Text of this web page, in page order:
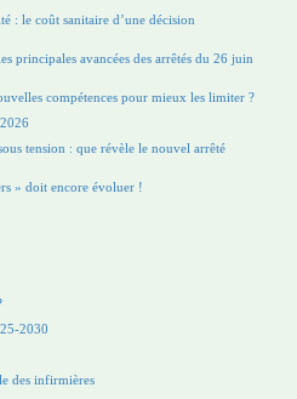
: le coût sanitaire d’une décision
principales avancées des arrêtés du 26 juin
compétences pour mieux les limiter ?
tension : que révèle le nouvel arrêté
» doit encore évoluer !
2030
des infirmières